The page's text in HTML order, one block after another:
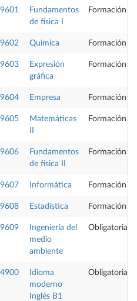
Fundamentos
de física I
Formación
Química Formación
Expresión
gráfica
Formación
Empresa Formación
Matemáticas
Formación
Fundamentos
de física II
Formación
Informática Formación
Estadística Formación
Ingeniería del
medio
ambiente
Obligatoria
Idioma
moderno
Inglés B1
Obligatoria